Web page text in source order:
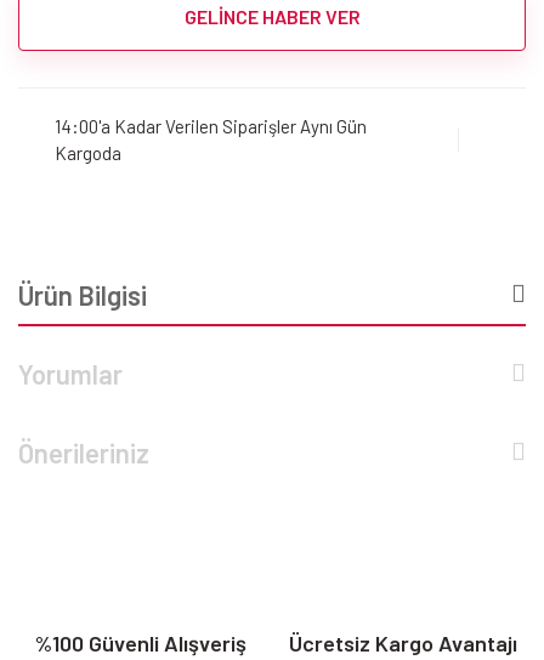
GELİNCE HABER VER
14:00'a Kadar Verilen Siparişler Aynı Gün
Kargoda
Ürün Bilgisi
Yorumlar
Önerileriniz
%100 Güvenli Alışveriş Ücretsiz Kargo Avantajı